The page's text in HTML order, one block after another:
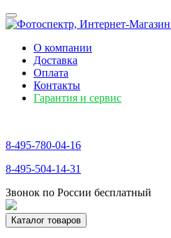
О компании
Доставка
Оплата
Контакты
Гарантия и сервис
8-495-780-04-16
8-495-504-14-31
Звонок по России бесплатный
Каталог товаров